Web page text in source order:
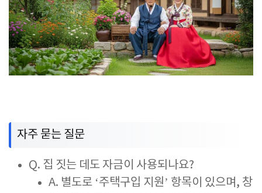
자주 묻는 질문
Q. 집 짓는 데도 자금이 사용되나요?
A. 별도로 ‘주택구입 지원’ 항목이 있으며, 창